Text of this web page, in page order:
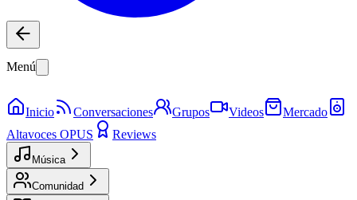
Menú
Inicio Conversaciones Grupos Videos
Mercado
Altavoces OPUS
Reviews
Música
Comunidad